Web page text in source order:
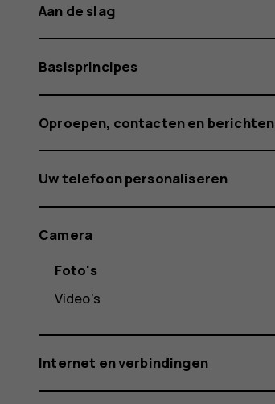
Aan de slag
Basisprincipes
Oproepen, contacten en berichten
Uw telefoon personaliseren
Camera
Foto's
Video's
Internet en verbindingen